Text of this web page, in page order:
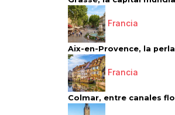
Francia
Aix-en-Provence, la
Francia
Colmar, entre canales